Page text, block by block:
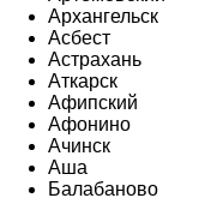
Архангельск
Асбест
Астрахань
Аткарск
Афипский
Афонино
Ачинск
Аша
Балабаново